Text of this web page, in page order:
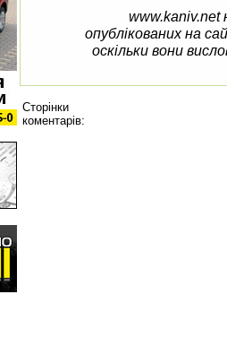
www.kaniv.net
опублікованих на
оскільки вони
Сторінки
коментарів: